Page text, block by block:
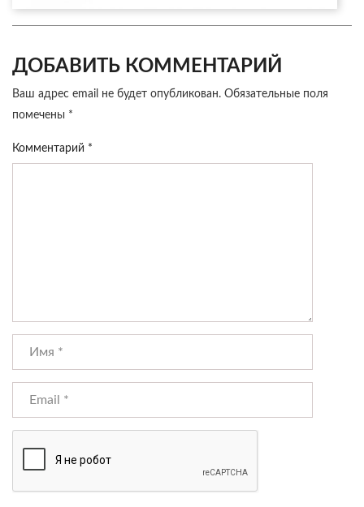
ДОБАВИТЬ КОММЕНТАРИЙ
Ваш адрес email не будет опубликован. Обязательные поля
помечены *
Комментарий *